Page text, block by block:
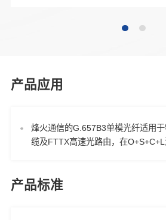
产品应用
烽火通信的G.657B3单模光纤适用
缆及FTTX高速光路由，在O+S+C+L
产品标准